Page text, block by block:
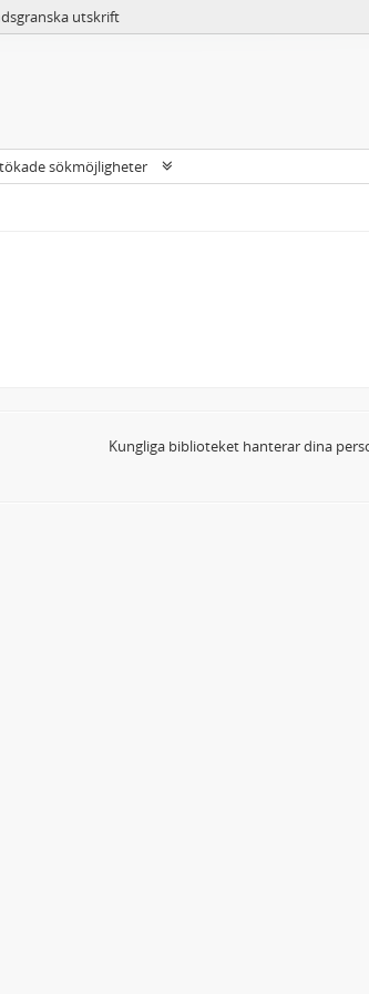
utskrift
sökmöjligheter
Kungliga biblioteket hanterar dina